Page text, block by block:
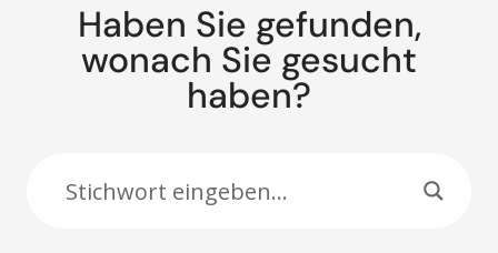
Haben Sie gefunden,
wonach Sie gesucht
haben?